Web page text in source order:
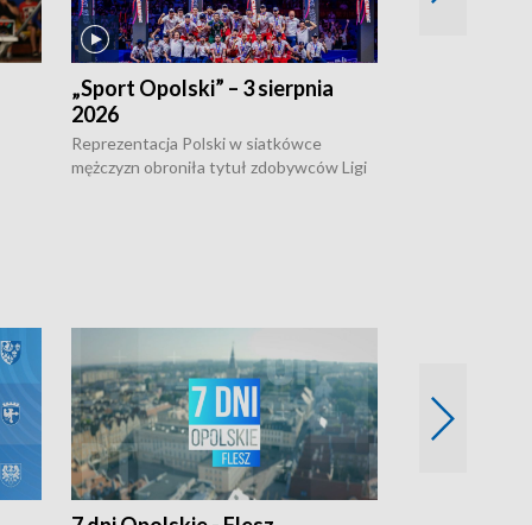
„Sport Opolski” – 3 sierpnia
2026
Reprezentacja Polski w siatkówce
mężczyzn obroniła tytuł zdobywców Ligi